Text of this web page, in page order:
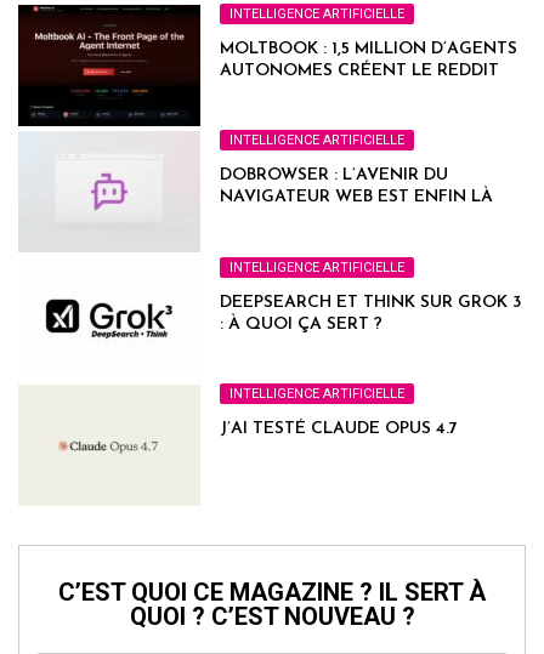
INTELLIGENCE ARTIFICIELLE
MOLTBOOK : 1,5 MILLION D’AGENTS
AUTONOMES CRÉENT LE REDDIT
INTELLIGENCE ARTIFICIELLE
DOBROWSER : L’AVENIR DU
NAVIGATEUR WEB EST ENFIN LÀ
INTELLIGENCE ARTIFICIELLE
DEEPSEARCH ET THINK SUR GROK 3
: À QUOI ÇA SERT ?
INTELLIGENCE ARTIFICIELLE
J’AI TESTÉ CLAUDE OPUS 4.7
C’EST QUOI CE MAGAZINE ? IL SERT À
QUOI ? C’EST NOUVEAU ?